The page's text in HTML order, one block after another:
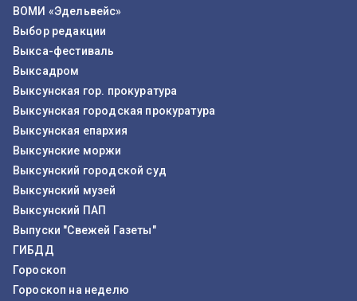
ВОМИ «Эдельвейс»
Выбор редакции
Выкса-фестиваль
Выксадром
Выксунская гор. прокуратура
Выксунская городская прокуратура
Выксунская епархия
Выксунские моржи
Выксунский городской суд
Выксунский музей
Выксунский ПАП
Выпуски "Свежей Газеты"
ГИБДД
Гороскоп
Гороскоп на неделю